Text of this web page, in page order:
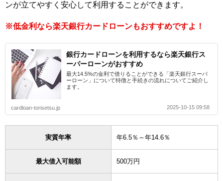
ンが立てやすく安心して利用することができます。
※低金利なら楽天銀行カードローンもおすすめですよ！
銀行カードローンを利用するなら楽天銀行ス
ーパーローンがおすすめ
最大14.5%の金利で借りることができる「楽天銀行スーパ
ーローン」について特徴と手続きの流れについてご紹介し
ます。
cardloan-torisetsu.jp 2025-10-15 09:58
実質年率 年6.5％～年14.6％
最大借入可能額 500万円